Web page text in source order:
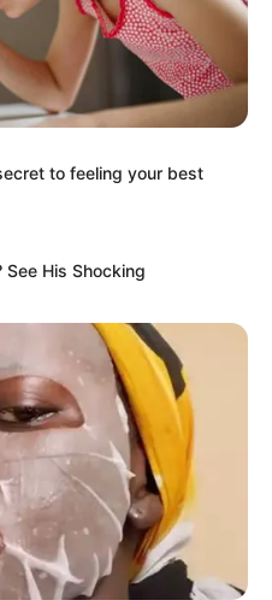
από
από κέντρο
ή νάιτ κλαμπ
από κέντρο
to feeling your best
See His Shocking